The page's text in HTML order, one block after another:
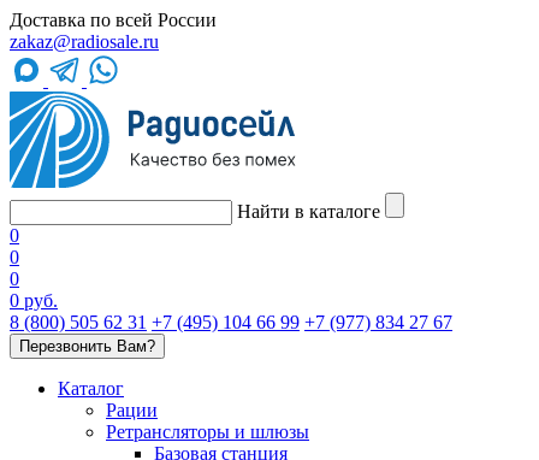
Доставка по всей России
zakaz@radiosale.ru
Найти в каталоге
0
0
0
0 руб.
8 (800) 505 62 31 +7 (495) 104 66 99 +7 (977) 834 27 67
Перезвонить Вам?
Каталог
Рации
Ретрансляторы и шлюзы
Базовая станция